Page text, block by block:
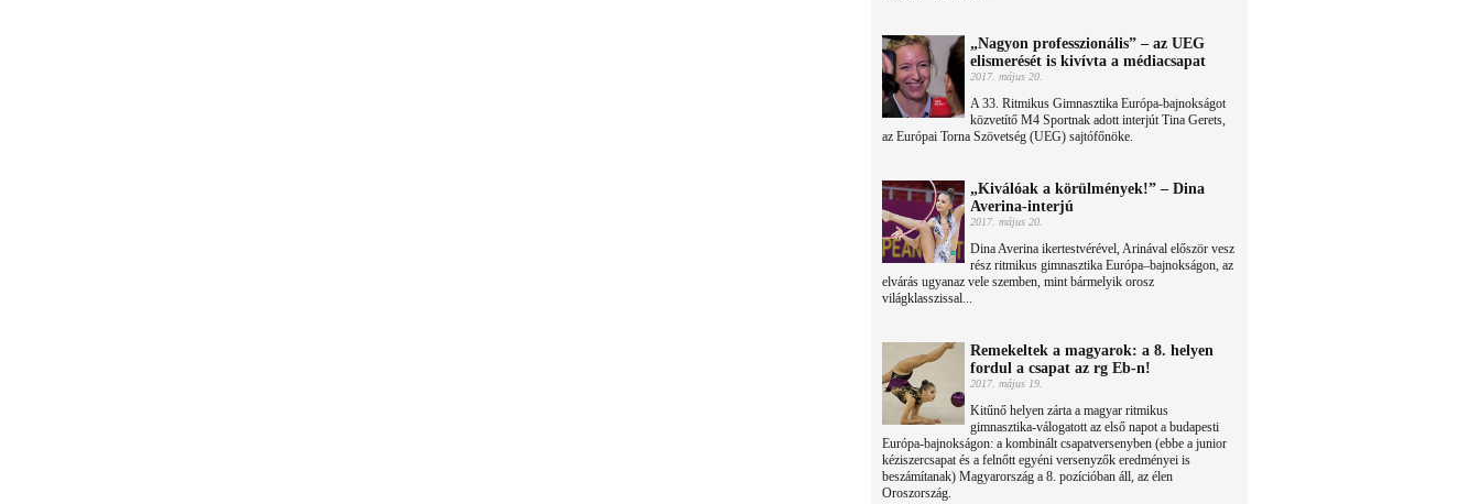
„Nagyon professzionális” – az UEG
elismerését is kivívta a médiacsapat
2017. május 20.
A 33. Ritmikus Gimnasztika Európa-bajnokságot
közvetítő M4 Sportnak adott interjút Tina Gerets,
az Európai Torna Szövetség (UEG) sajtófőnöke.
„Kiválóak a körülmények!” – Dina
Averina-interjú
2017. május 20.
Dina Averina ikertestvérével, Arinával először vesz
rész ritmikus gimnasztika Európa–bajnokságon, az
elvárás ugyanaz vele szemben, mint bármelyik orosz
világklasszissal...
Remekeltek a magyarok: a 8. helyen
fordul a csapat az rg Eb-n!
2017. május 19.
Kitűnő helyen zárta a magyar ritmikus
gimnasztika-válogatott az első napot a budapesti
Európa-bajnokságon: a kombinált csapatversenyben (ebbe a junior
kéziszercsapat és a felnőtt egyéni versenyzők eredményei is
beszámítanak) Magyarország a 8. pozícióban áll, az élen
Oroszország.